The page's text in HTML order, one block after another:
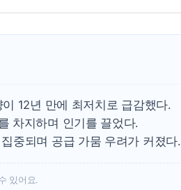
12년 만에 최저치로 급감했다.
차지하며 인기를 끌었다.
중되며 공급 가뭄 우려가 커졌다.
있어요.